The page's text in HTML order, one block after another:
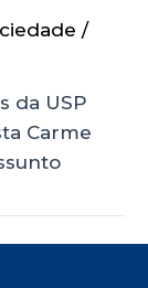
/
da USP
Carme